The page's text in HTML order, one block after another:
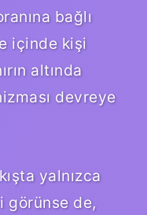
bağlı
içinde kişi
altında
devreye
yalnızca
görünse de,